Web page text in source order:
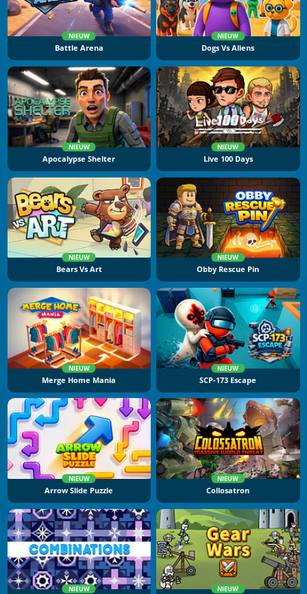
NIEUW
Battle Arena
NIEUW
Dogs Vs Aliens
NIEUW
Apocalypse Shelter
NIEUW
Live 100 Days
NIEUW
Bears Vs Art
NIEUW
Obby Rescue Pin
NIEUW
Merge Home Mania
NIEUW
SCP-173 Escape
NIEUW
Arrow Slide Puzzle
NIEUW
Collosatron
NIEUW NIEUW